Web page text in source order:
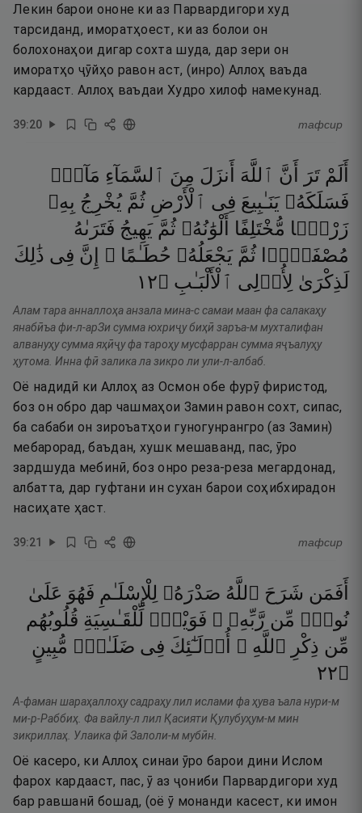
Лекин барои ононе ки аз Парвардигори худ
тарсиданд, иморатҳоест, ки аз болои он
болохонаҳои дигар сохта шуда, дар зери он
иморатҳо ҷӯйҳо равон аст, (инро) Аллоҳ ваъда
кардааст. Аллоҳ ваъдаи Худро хилоф намекунад.
39:20 тафсир
أَلَمْ تَرَ أَنَّ ٱللَّهَ أَنزَلَ مِنَ ٱلسَّمَآءِ مَآءًۭ
فَسَلَكَهُۥ يَنَـٰبِيعَ فِى ٱلْأَرْضِ ثُمَّ يُخْرِجُ بِهِۦ
زَرْعًۭا مُّخْتَلِفًا أَلْوَٰنُهُۥ ثُمَّ يَهِيجُ فَتَرَىٰهُ
مُصْفَرًّۭا ثُمَّ يَجْعَلُهُۥ حُطَـٰمًا ۚ إِنَّ فِى ذَٰلِكَ
لَذِكْرَىٰ لِأُو۟لِى ٱلْأَلْبَـٰبِ ۝٢١
Алам тара анналлоҳа анзала мина-с самаи маан фа салакаҳу
янабӣъа фи-л-арЗи сумма юхриҷу биҳӣ заръа-м мухталифан
алвануҳу сумма яҳӣҷу фа тароҳу мусфарран сумма яҷъалуҳу
ҳутома. Инна фӣ залика ла зикро ли ули-л-албаб.
Оё надидӣ ки Аллоҳ аз Осмон обе фурӯ фиристод,
боз он обро дар чашмаҳои Замин равон сохт, сипас,
ба сабаби он зироъатҳои гуногунрангро (аз Замин)
мебарорад, баъдан, хушк мешаванд, пас, ӯро
зардшуда мебинӣ, боз онро реза-реза мегардонад,
албатта, дар гуфтани ин сухан барои соҳибхирадон
насиҳате ҳаст.
39:21 тафсир
أَفَمَن شَرَحَ ٱللَّهُ صَدْرَهُۥ لِلْإِسْلَـٰمِ فَهُوَ عَلَىٰ
نُورٍۢ مِّن رَّبِّهِۦ ۚ فَوَيْلٌۭ لِّلْقَـٰسِيَةِ قُلُوبُهُم
مِّن ذِكْرِ ٱللَّهِ ۚ أُو۟لَـٰٓئِكَ فِى ضَلَـٰلٍۢ مُّبِينٍ
۝٢٢
А-фаман шараҳаллоҳу садраҳу лил ислами фа ҳува ъала нури-м
ми-р-Раббиҳ. Фа вайлу-л лил Қасияти Қулубуҳум-м мин
зикриллаҳ. Улаика фӣ Залоли-м мубӣн.
Оё касеро, ки Аллоҳ синаи ӯро барои дини Ислом
фарох кардааст, пас, ӯ аз ҷониби Парвардигори худ
бар равшанӣ бошад, (оё ӯ монанди касест, ки имон